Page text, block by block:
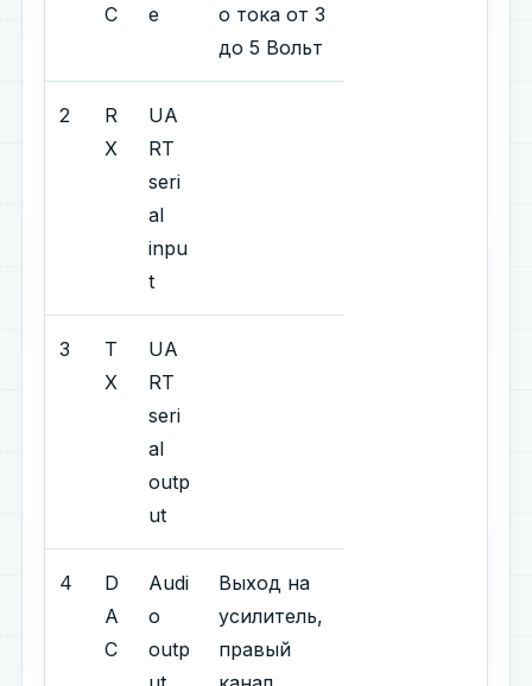
C
е
о тока от 3
до 5 Вольт
2
R
X
UA
RT
seri
al
inpu
t
3
T
X
UA
RT
seri
al
outp
ut
4
D
A
C
Audi
o
outp
Выход на
усилитель,
правый